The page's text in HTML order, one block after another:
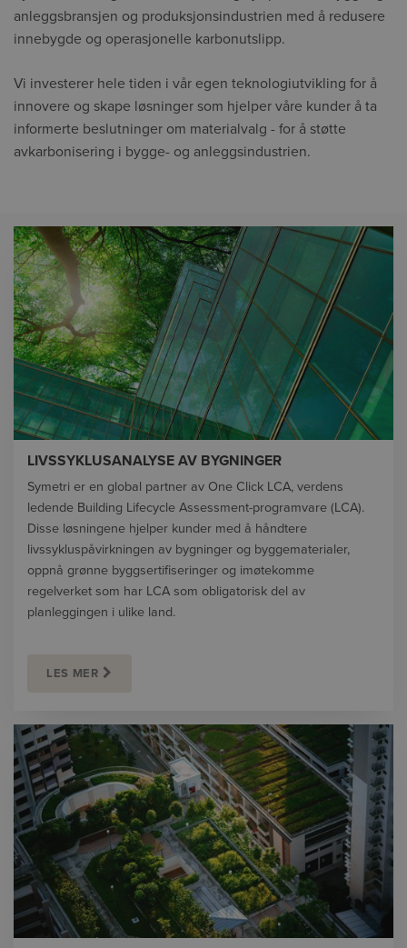
anleggsbransjen og produksjonsindustrien med å redusere
innebygde og operasjonelle karbonutslipp.
Vi investerer hele tiden i vår egen teknologiutvikling for å
innovere og skape løsninger som hjelper våre kunder å ta
informerte beslutninger om materialvalg - for å støtte
avkarbonisering i bygge- og anleggsindustrien.
LIVSSYKLUSANALYSE AV BYGNINGER
Symetri er en global partner av One Click LCA, verdens
ledende Building Lifecycle Assessment-programvare (LCA).
Disse løsningene hjelper kunder med å håndtere
livssykluspåvirkningen av bygninger og byggematerialer,
oppnå grønne byggsertifiseringer og imøtekomme
regelverket som har LCA som obligatorisk del av
planleggingen i ulike land.
LES MER